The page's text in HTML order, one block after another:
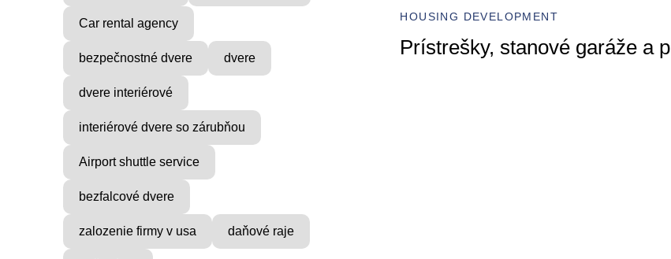
Car rental agency
bezpečnostné dvere dvere
dvere interiérové
interiérové dvere so zárubňou
Airport shuttle service
bezfalcové dvere
zalozenie firmy v usa daňové raje
MUSIC PRODUCER
HOUSING DEVELOPMENT
Prístrešky, stanové garáže a p